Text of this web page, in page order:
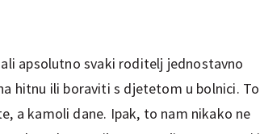
apsolutno svaki roditelj jednostavno
hitnu ili boraviti s djetetom u bolnici. To
a kamoli dane. Ipak, to nam nikako ne